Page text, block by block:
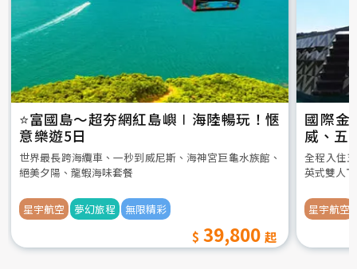
⭐️富國島～超夯網紅島嶼∣海陸暢玩！愜
意樂遊5日
世界最長跨海纜車、一秒到威尼斯、海神宮巨龜水族館、
絕美夕陽、龍蝦海味套餐
星宇航空 夢幻旅程 無限精彩
39,800
國際金
威、五
全程入住
英式雙人
星宇航空